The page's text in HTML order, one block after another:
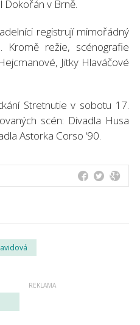
Dokořán v Brně.
registrují mimořádný
Kromě režie, scénografie
Jitky Hlaváčové
Stretnutie v sobotu 17.
scén: Divadla Husa
Astorka Corso ‘90.